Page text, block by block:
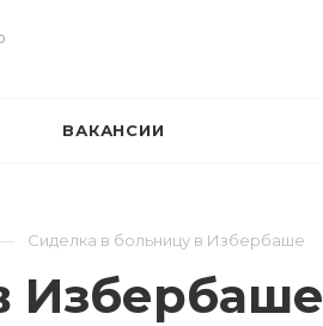
ВАКАНСИИ
Сиделка в больницу в Избербаше
Избербаше